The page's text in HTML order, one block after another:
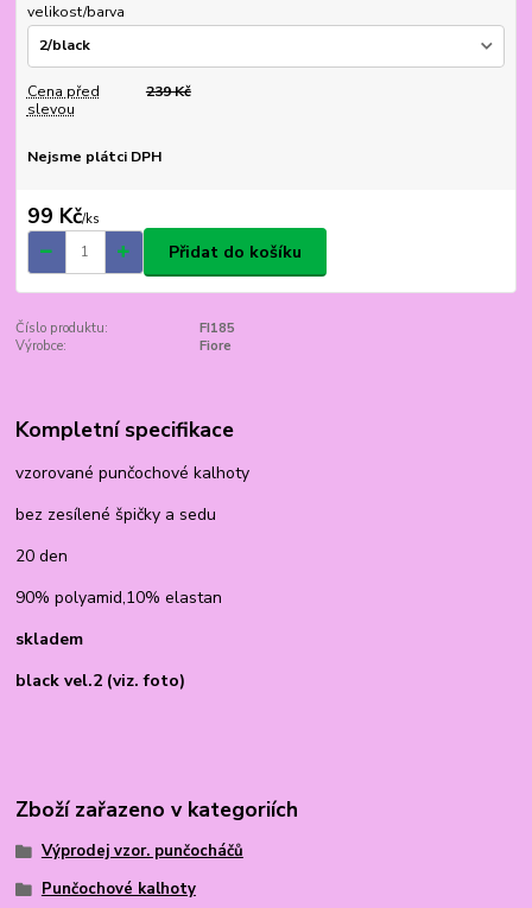
velikost/barva
Cena před
slevou
239 Kč
Nejsme plátci DPH
99 Kč/ks
Přidat do košíku
Číslo produktu:
FI185
Výrobce:
Fiore
Kompletní specifikace
vzorované punčochové kalhoty
bez zesílené špičky a sedu
20 den
90% polyamid,10% elastan
skladem
black vel.2 (viz. foto)
Zboží zařazeno v kategoriích
Výprodej vzor. punčocháčů
Punčochové kalhoty